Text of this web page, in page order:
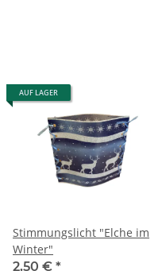
AUF LAGER
Stimmungslicht "Elche im
Winter"
2,50 € *